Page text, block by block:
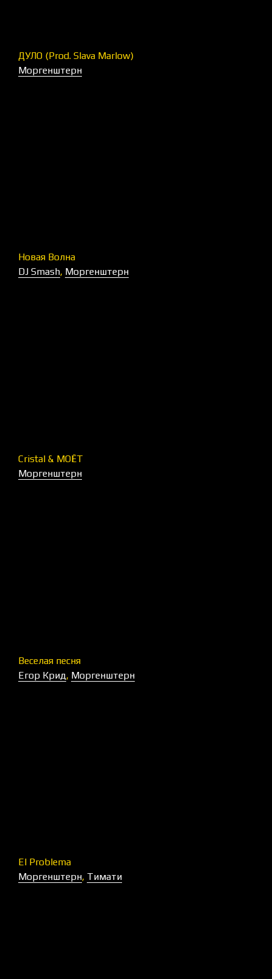
ДУЛО (Prod. Slava Marlow)
Моргенштерн
Новая Волна
DJ Smash, Моргенштерн
Cristal & МОЁТ
Моргенштерн
Веселая песня
Егор Крид, Моргенштерн
El Problema
Моргенштерн, Тимати